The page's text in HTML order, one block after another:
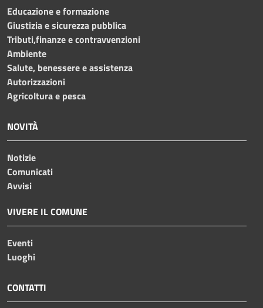
Educazione e formazione
Giustizia e sicurezza pubblica
Tributi,finanze e contravvenzioni
Ambiente
Salute, benessere e assistenza
Autorizzazioni
Agricoltura e pesca
NOVITÀ
Notizie
Comunicati
Avvisi
VIVERE IL COMUNE
Eventi
Luoghi
CONTATTI